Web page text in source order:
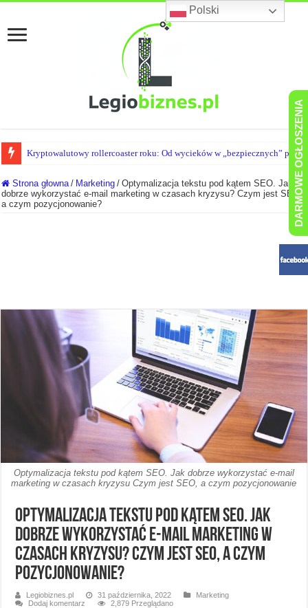
Kryptowalutowy rollercoaster roku: Od wycieków w „bezpiecznych”
Przegląd Cyber-Absurdów Gdy haker okrada własnego szefa, a AI idzie do
Strona głowna / Marketing / Optymalizacja tekstu pod kątem SEO. Jak
dobrze wykorzystać e-mail marketing w czasach kryzysu? Czym jest SEO,
a czym pozycjonowanie?
Optymalizacja tekstu pod kątem SEO. Jak dobrze wykorzystać e-mail
marketing w czasach kryzysu Czym jest SEO, a czym pozycjonowanie
Optymalizacja tekstu pod kątem SEO. Jak
dobrze wykorzystać e-mail marketing w
czasach kryzysu? Czym jest SEO, a czym
pozycjonowanie?
Legiobiznes.pl 31 października, 2022
Marketing
Dodaj komentarz
2,879 Przeglądano
Polski
DARMOWE OGŁOSZENIA